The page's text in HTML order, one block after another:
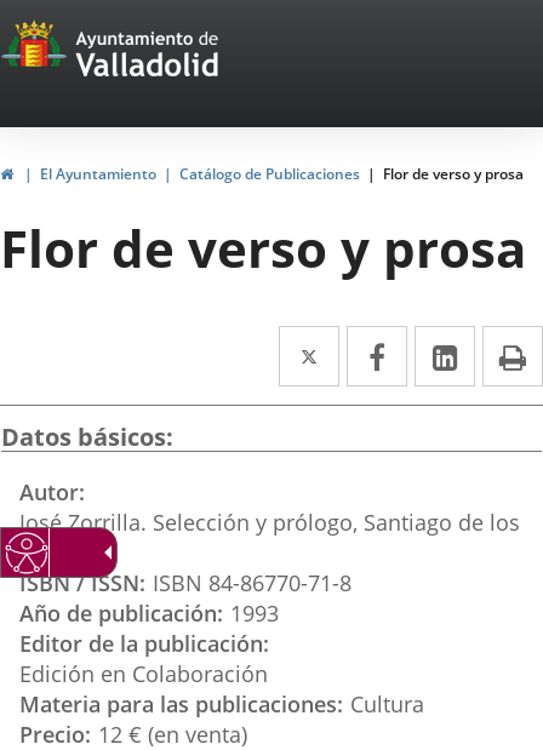
Portal
Web
del
Ayuntamiento
de
Valladolid
InicioEl Ayuntamiento Catálogo de Publicaciones Flor de verso y prosa
Flor de verso y prosa
Twitter
Enlace
a
externa.
Facebook
Enlace
a
externa.
Enlace
a
Datos básicos
Autor
José Zorrilla. Selección y prólogo, Santiago de los
Mozos
ISBN / ISSN ISBN 84-86770-71-8
Año de publicación 1993
Editor de la publicación
Edición en Colaboración
Materia para las publicaciones Cultura
Precio 12 € (en venta)